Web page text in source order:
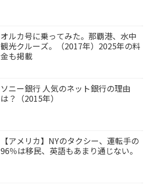
オルカ号に乗ってみた。那覇港、水中
観光クルーズ。（2017年）2025年の料
金も掲載
ソニー銀行 人気のネット銀行の理由
は？（2015年）
【アメリカ】NYのタクシー、運転手の
96％は移民、英語もあまり通じない。